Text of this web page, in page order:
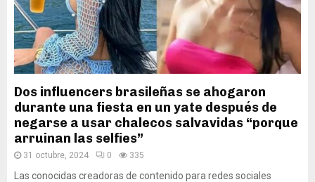
Dos influencers brasileñas se ahogaron
durante una fiesta en un yate después de
negarse a usar chalecos salvavidas “porque
arruinan las selfies”
31 octubre, 2024 0 335
Las conocidas creadoras de contenido para redes sociales